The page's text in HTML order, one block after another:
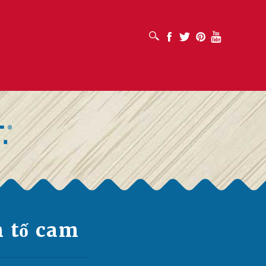
MỞ HỘP TÌM KIẾM Facebook
Twitter PinterestYoutube
tố cam